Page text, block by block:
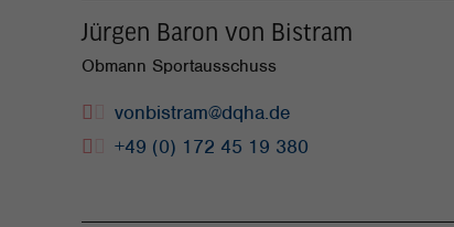
Jürgen Baron von Bistram
Obmann Sportausschuss
vonbistram@dqha.de
+49 (0) 172 45 19 380